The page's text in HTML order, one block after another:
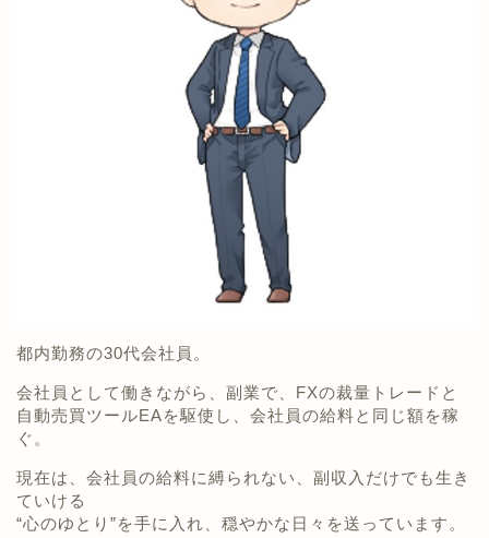
都内勤務の30代会社員。
会社員として働きながら、副業で、FXの裁量トレードと
自動売買ツールEAを駆使し、会社員の給料と同じ額を稼
ぐ。
現在は、会社員の給料に縛られない、副収入だけでも生き
ていける
“心のゆとり”を手に入れ、穏やかな日々を送っています。